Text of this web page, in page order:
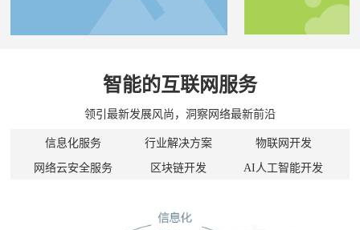
智能的互联网服务
领引最新发展风尚，洞察网络最新前沿
信息化服务 行业解决方案 物联网开发
网络云安全服务 区块链开发 AI人工智能开发